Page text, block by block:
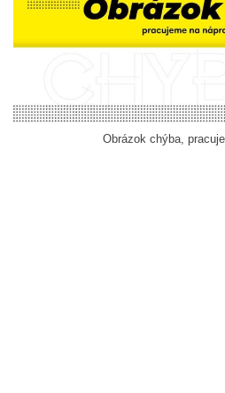
Obrázok chýba,